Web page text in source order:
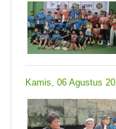
Kamis, 06 Agustus